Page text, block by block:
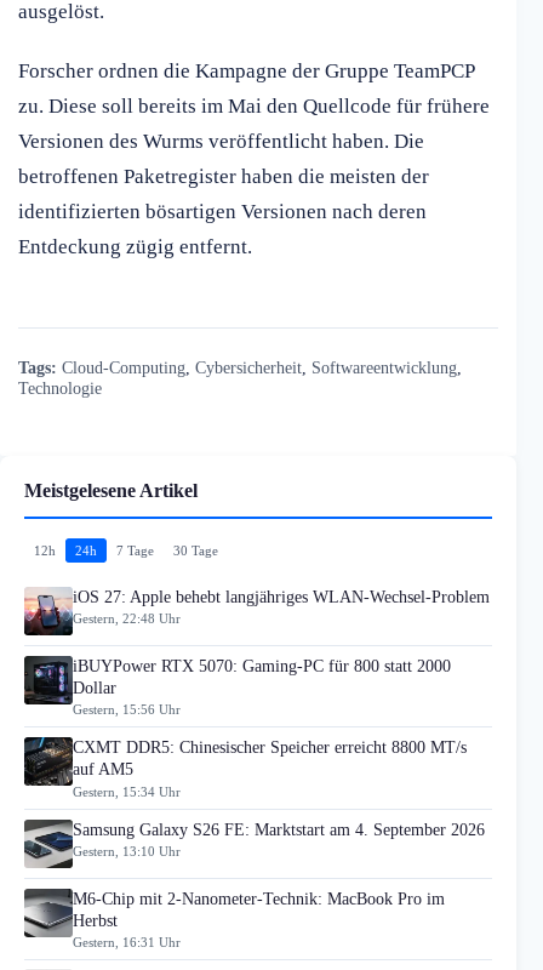
ausgelöst.
Forscher ordnen die Kampagne der Gruppe TeamPCP
zu. Diese soll bereits im Mai den Quellcode für frühere
Versionen des Wurms veröffentlicht haben. Die
betroffenen Paketregister haben die meisten der
identifizierten bösartigen Versionen nach deren
Entdeckung zügig entfernt.
Tags: Cloud-Computing Cybersicherheit Softwareentwicklung
Technologie
Meistgelesene Artikel
12h 24h 7 Tage 30 Tage
iOS 27: Apple behebt langjähriges WLAN-Wechsel-Problem
Gestern, 22:48 Uhr
iBUYPower RTX 5070: Gaming-PC für 800 statt 2000
Dollar
Gestern, 15:56 Uhr
CXMT DDR5: Chinesischer Speicher erreicht 8800 MT/s
auf AM5
Gestern, 15:34 Uhr
Samsung Galaxy S26 FE: Marktstart am 4. September 2026
Gestern, 13:10 Uhr
M6-Chip mit 2-Nanometer-Technik: MacBook Pro im
Herbst
Gestern, 16:31 Uhr